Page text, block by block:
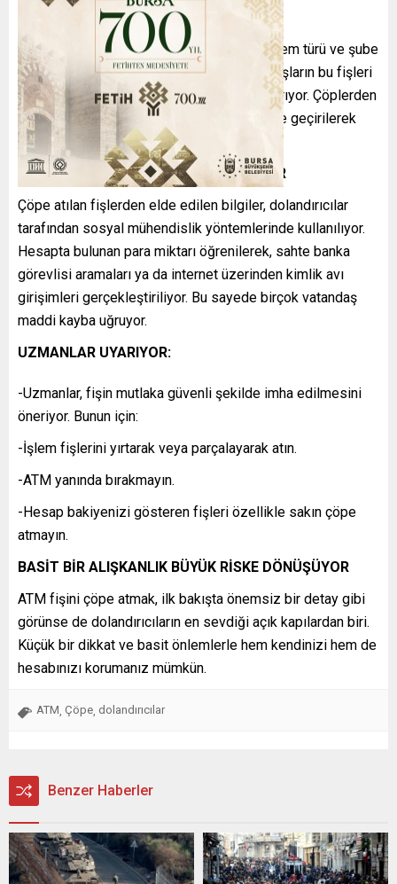
ATM’den alınan fişlerde hesap bakiyesi, işlem türü ve şube
bilgileri gibi kritik veriler yer alıyor. Vatandaşların bu fişleri
çöpe atması, dolandırıcıların işini kolaylaştırıyor. Çöplerden
toplanan fişler sayesinde kişisel bilgiler ele geçirilerek
dolandırıcılık planları hazırlanıyor.
DOLANDIRICILAR BÖYLE FAYDALANIYOR
Çöpe atılan fişlerden elde edilen bilgiler, dolandırıcılar
tarafından sosyal mühendislik yöntemlerinde kullanılıyor.
Hesapta bulunan para miktarı öğrenilerek, sahte banka
görevlisi aramaları ya da internet üzerinden kimlik avı
girişimleri gerçekleştiriliyor. Bu sayede birçok vatandaş
maddi kayba uğruyor.
UZMANLAR UYARIYOR:
-Uzmanlar, fişin mutlaka güvenli şekilde imha edilmesini
öneriyor. Bunun için:
-İşlem fişlerini yırtarak veya parçalayarak atın.
-ATM yanında bırakmayın.
-Hesap bakiyenizi gösteren fişleri özellikle sakın çöpe
atmayın.
BASİT BİR ALIŞKANLIK BÜYÜK RİSKE DÖNÜŞÜYOR
ATM fişini çöpe atmak, ilk bakışta önemsiz bir detay gibi
görünse de dolandırıcıların en sevdiği açık kapılardan biri.
Küçük bir dikkat ve basit önlemlerle hem kendinizi hem de
hesabınızı korumanız mümkün.
ATM Çöpe dolandırıcılar
Benzer Haberler